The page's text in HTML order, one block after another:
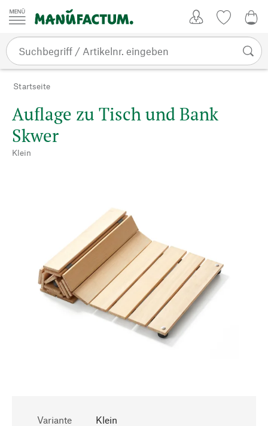
Zum Inhalt springen
Startseite
Auflage zu Tisch und Bank
Skwer
Klein
Variante Klein